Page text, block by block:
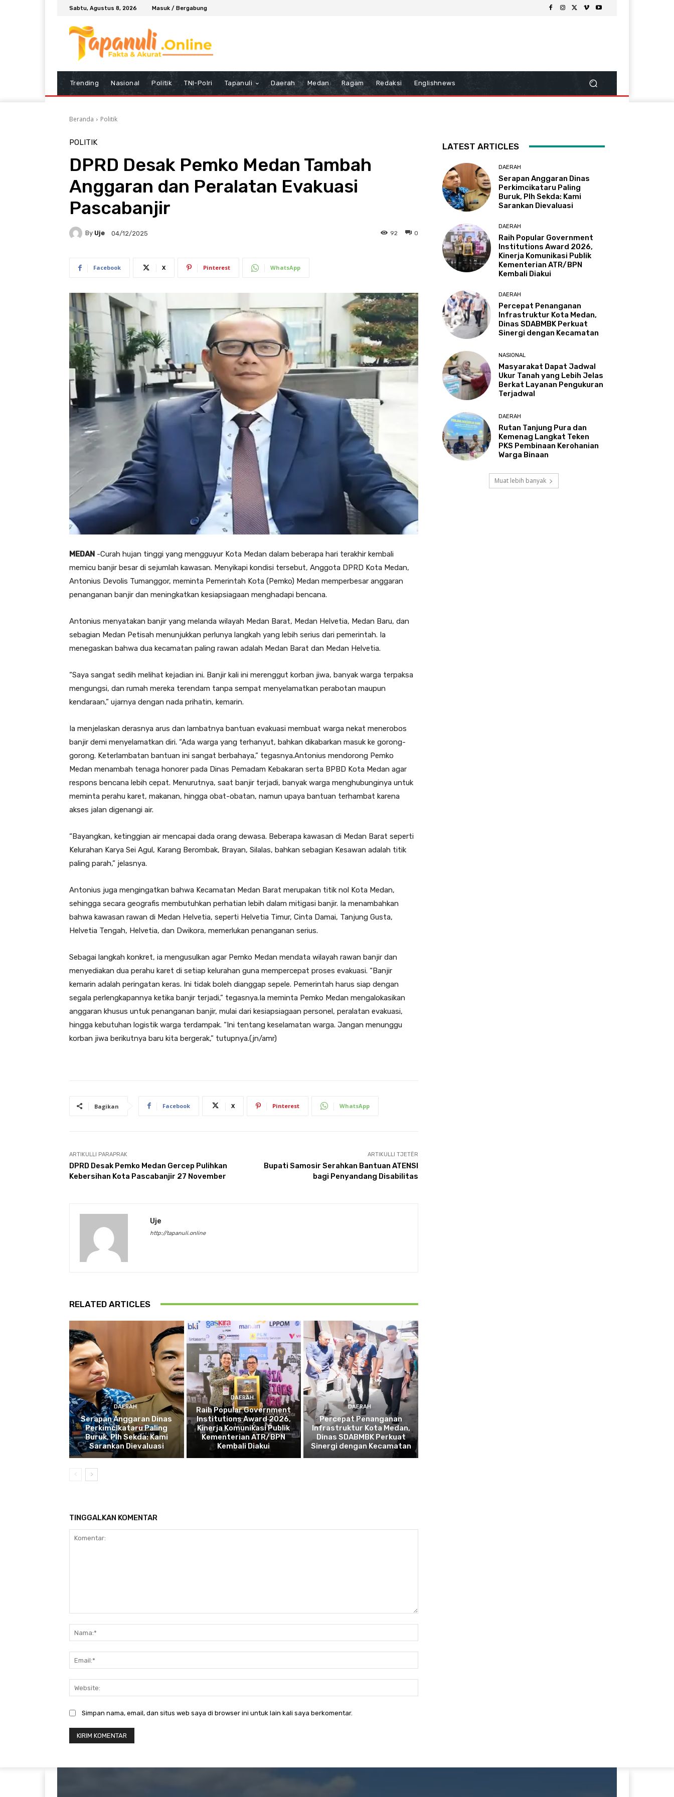
Sabtu, Agustus 8, 2026 Masuk / Bergabung
Trending Nasional Politik TNI-Polri Tapanuli Daerah Medan Ragam Redaksi Englishnews
Beranda Politik
POLITIK
DPRD Desak Pemko Medan Tambah
Anggaran dan Peralatan Evakuasi
Pascabanjir
By Uje 04/12/2025 0
92
Facebook X Pinterest WhatsApp
MEDAN -Curah hujan tinggi yang mengguyur Kota Medan dalam beberapa hari terakhir kembali
memicu banjir besar di sejumlah kawasan. Menyikapi kondisi tersebut, Anggota DPRD Kota Medan,
Antonius Devolis Tumanggor, meminta Pemerintah Kota (Pemko) Medan memperbesar anggaran
penanganan banjir dan meningkatkan kesiapsiagaan menghadapi bencana.
Antonius menyatakan banjir yang melanda wilayah Medan Barat, Medan Helvetia, Medan Baru, dan
sebagian Medan Petisah menunjukkan perlunya langkah yang lebih serius dari pemerintah. Ia
menegaskan bahwa dua kecamatan paling rawan adalah Medan Barat dan Medan Helvetia.
“Saya sangat sedih melihat kejadian ini. Banjir kali ini merenggut korban jiwa, banyak warga terpaksa
mengungsi, dan rumah mereka terendam tanpa sempat menyelamatkan perabotan maupun
kendaraan,” ujarnya dengan nada prihatin, kemarin.
Ia menjelaskan derasnya arus dan lambatnya bantuan evakuasi membuat warga nekat menerobos
banjir demi menyelamatkan diri. “Ada warga yang terhanyut, bahkan dikabarkan masuk ke gorong-
gorong. Keterlambatan bantuan ini sangat berbahaya,” tegasnya.Antonius mendorong Pemko
Medan menambah tenaga honorer pada Dinas Pemadam Kebakaran serta BPBD Kota Medan agar
respons bencana lebih cepat. Menurutnya, saat banjir terjadi, banyak warga menghubunginya untuk
meminta perahu karet, makanan, hingga obat-obatan, namun upaya bantuan terhambat karena
akses jalan digenangi air.
“Bayangkan, ketinggian air mencapai dada orang dewasa. Beberapa kawasan di Medan Barat seperti
Kelurahan Karya Sei Agul, Karang Berombak, Brayan, Silalas, bahkan sebagian Kesawan adalah titik
paling parah,” jelasnya.
Antonius juga mengingatkan bahwa Kecamatan Medan Barat merupakan titik nol Kota Medan,
sehingga secara geografis membutuhkan perhatian lebih dalam mitigasi banjir. Ia menambahkan
bahwa kawasan rawan di Medan Helvetia, seperti Helvetia Timur, Cinta Damai, Tanjung Gusta,
Helvetia Tengah, Helvetia, dan Dwikora, memerlukan penanganan serius.
Sebagai langkah konkret, ia mengusulkan agar Pemko Medan mendata wilayah rawan banjir dan
menyediakan dua perahu karet di setiap kelurahan guna mempercepat proses evakuasi. “Banjir
kemarin adalah peringatan keras. Ini tidak boleh dianggap sepele. Pemerintah harus siap dengan
segala perlengkapannya ketika banjir terjadi,” tegasnya.Ia meminta Pemko Medan mengalokasikan
anggaran khusus untuk penanganan banjir, mulai dari kesiapsiagaan personel, peralatan evakuasi,
hingga kebutuhan logistik warga terdampak. “Ini tentang keselamatan warga. Jangan menunggu
korban jiwa berikutnya baru kita bergerak,” tutupnya.(jn/amr)
Bagikan Facebook X Pinterest WhatsApp
ARTIKULLI PARAPRAK
DPRD Desak Pemko Medan Gercep Pulihkan
Kebersihan Kota Pascabanjir 27 November
ARTIKULLI TJETËR
Bupati Samosir Serahkan Bantuan ATENSI
bagi Penyandang Disabilitas
Uje
http://tapanuli.online
RELATED ARTICLES
DAERAH
Serapan Anggaran Dinas
Perkimcikataru Paling
Buruk, Plh Sekda: Kami
Sarankan Dievaluasi
DAERAH
Raih Popular Government
Institutions Award 2026,
Kinerja Komunikasi Publik
Kementerian ATR/BPN
Kembali Diakui
DAERAH
Percepat Penanganan
Infrastruktur Kota Medan,
Dinas SDABMBK Perkuat
Sinergi dengan Kecamatan
TINGGALKAN KOMENTAR
Simpan nama, email, dan situs web saya di browser ini untuk lain kali saya berkomentar.
LATEST ARTICLES
DAERAH
Serapan Anggaran Dinas
Perkimcikataru Paling
Buruk, Plh Sekda: Kami
Sarankan Dievaluasi
DAERAH
Raih Popular Government
Institutions Award 2026,
Kinerja Komunikasi Publik
Kementerian ATR/BPN
Kembali Diakui
DAERAH
Percepat Penanganan
Infrastruktur Kota Medan,
Dinas SDABMBK Perkuat
Sinergi dengan Kecamatan
NASIONAL
Masyarakat Dapat Jadwal
Ukur Tanah yang Lebih Jelas
Berkat Layanan Pengukuran
Terjadwal
DAERAH
Rutan Tanjung Pura dan
Kemenag Langkat Teken
PKS Pembinaan Kerohanian
Warga Binaan
Muat lebih banyak